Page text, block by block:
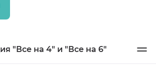
"Все на 4" и "Все на 6"